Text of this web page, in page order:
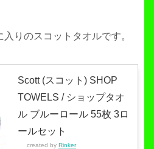
りのスコットタオルです。
Scott (スコット) SHOP
TOWELS / ショップタオ
ル ブルーロール 55枚 3ロ
ールセット
created by Rinker